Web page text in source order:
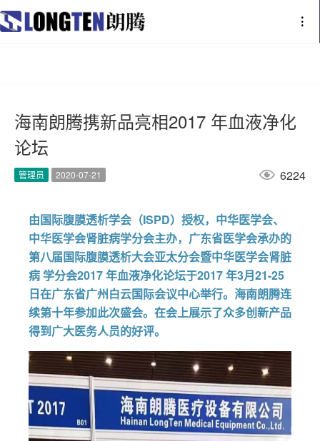
海南朗腾携新品亮相2017 年血液净化
论坛
管理员 2020-07-21  6224
由国际腹膜透析学会（ISPD）授权，中华医学会、
中华医学会肾脏病学分会主办，广东省医学会承办的
第八届国际腹膜透析大会亚太分会暨中华医学会肾脏
病 学分会2017 年血液净化论坛于2017 年3月21-25
日在广东省广州白云国际会议中心举行。海南朗腾连
续第十年参加此次盛会。在会上展示了众多创新产品
得到广大医务人员的好评。